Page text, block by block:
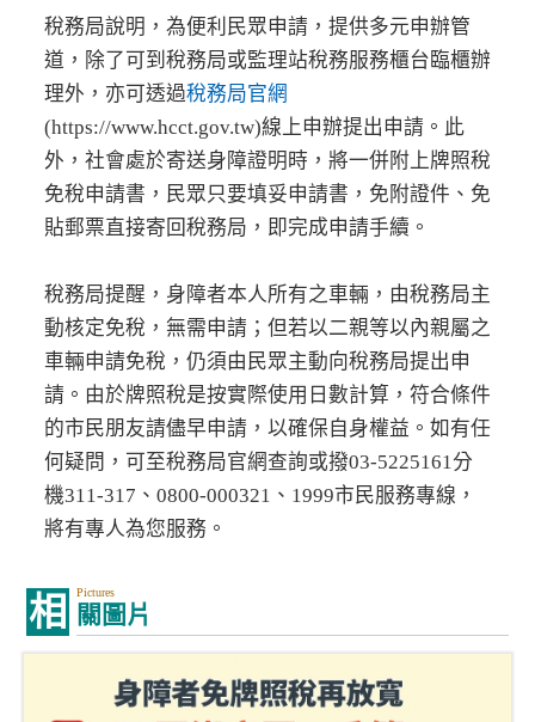
稅務局說明，為便利民眾申請，提供多元申辦管
道，除了可到稅務局或監理站稅務服務櫃台臨櫃辦
理外，亦可透過稅務局官網
(https://www.hcct.gov.tw)線上申辦提出申請。此
外，社會處於寄送身障證明時，將一併附上牌照稅
免稅申請書，民眾只要填妥申請書，免附證件、免
貼郵票直接寄回稅務局，即完成申請手續。
稅務局提醒，身障者本人所有之車輛，由稅務局主
動核定免稅，無需申請；但若以二親等以內親屬之
車輛申請免稅，仍須由民眾主動向稅務局提出申
請。由於牌照稅是按實際使用日數計算，符合條件
的市民朋友請儘早申請，以確保自身權益。如有任
何疑問，可至稅務局官網查詢或撥03-5225161分
機311-317、0800-000321、1999市民服務專線，
將有專人為您服務。
相 Pictures
關圖片